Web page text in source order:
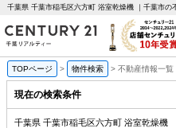
千葉県 千葉市稲毛区六方町 浴室乾燥機 ｜千葉市の
TOPページ > 物件検索 > 不動産情報一覧
現在の検索条件
千葉県 千葉市稲毛区六方町 浴室乾燥機